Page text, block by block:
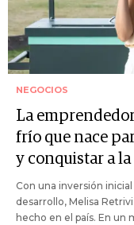
NEGOCIOS
La
frío que nace
y conquistar a
Con una inversión
desarrollo, Melisa
hecho en el país. En